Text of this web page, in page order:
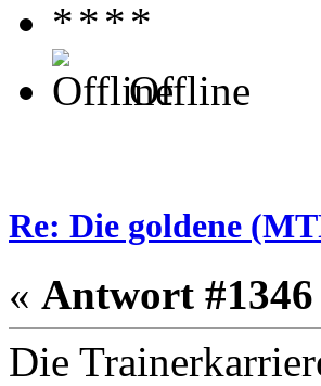
Offline
Re: Die goldene
« Antwort #1346
Die